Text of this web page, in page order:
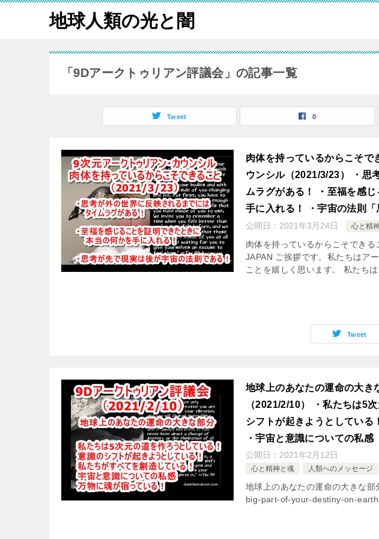
地球人類の光と闇
「9Dアークトゥリアン評議会」の記事一覧
Tweet 0
肉体を持っているからこそで
ウンシル（2021/3/23） ・思
ムラグがある！ ・至福を感
手に入れる！ ・宇宙の法則「
公開日： 2021年3月24日 心と精
肉体を持っているからこそでき
JAPAN ご挨拶です。私たちはア
ことを嬉しく思います。 私たち
Tweet
地球上のあなたの運命の大
（2021/2/10） ・私たちは5
シフトが起きようとしている
・宇宙と意識についての私感
公開日： 2021年2月12日
心と精神と魂 人類へのメッセージ
地球上のあなたの運命の大きな
big-part-of-your-destiny-on-